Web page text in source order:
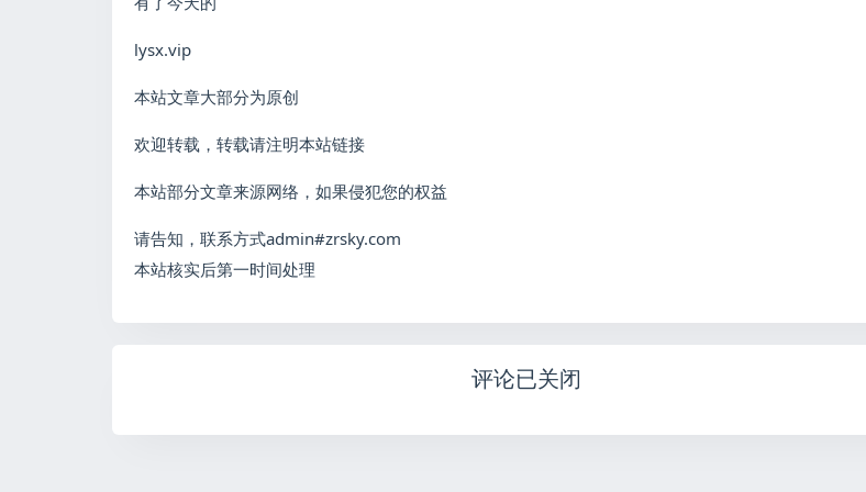
lysx.vip
本站文章大部分为原创
欢迎转载，转载请注明本站链接
本站部分文章来源网络，如果侵犯您的权益
请告知，联系方式admin#zrsky.com
本站核实后第一时间处理
评论已关闭